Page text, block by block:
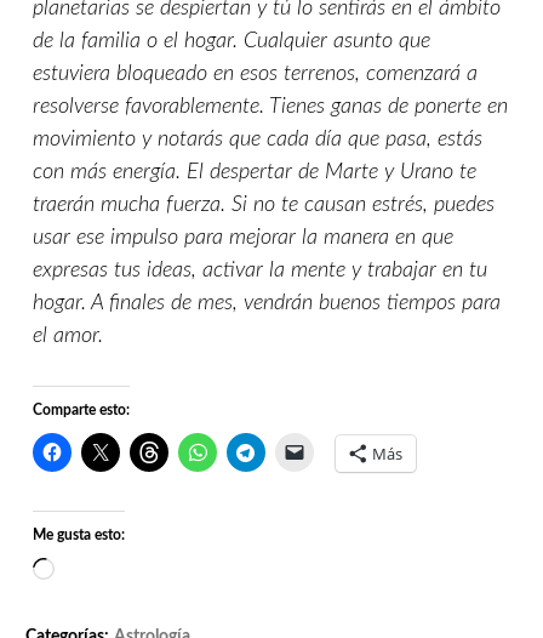
planetarias se despiertan y tú lo sentirás en el ámbito
de la familia o el hogar. Cualquier asunto que
estuviera bloqueado en esos terrenos, comenzará a
resolverse favorablemente. Tienes ganas de ponerte en
movimiento y notarás que cada día que pasa, estás
con más energía. El despertar de Marte y Urano te
traerán mucha fuerza. Si no te causan estrés, puedes
usar ese impulso para mejorar la manera en que
expresas tus ideas, activar la mente y trabajar en tu
hogar. A finales de mes, vendrán buenos tiempos para
el amor.
Comparte esto:
Más
Me gusta esto:
Cargando...